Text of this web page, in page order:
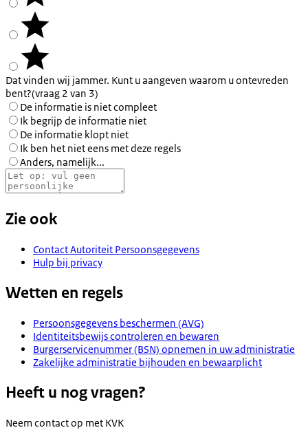
Dat vinden wij jammer. Kunt u aangeven waarom u ontevreden
bent?(vraag 2 van 3)
De informatie is niet compleet
Ik begrijp de informatie niet
De informatie klopt niet
Ik ben het niet eens met deze regels
Anders, namelijk...
Zie ook
Contact Autoriteit Persoonsgegevens
Hulp bij privacy
Wetten en regels
Persoonsgegevens beschermen (AVG)
Identiteitsbewijs controleren en bewaren
Burgerservicenummer (BSN) opnemen in uw administratie
Zakelijke administratie bijhouden en bewaarplicht
Heeft u nog vragen?
Neem contact op met KVK